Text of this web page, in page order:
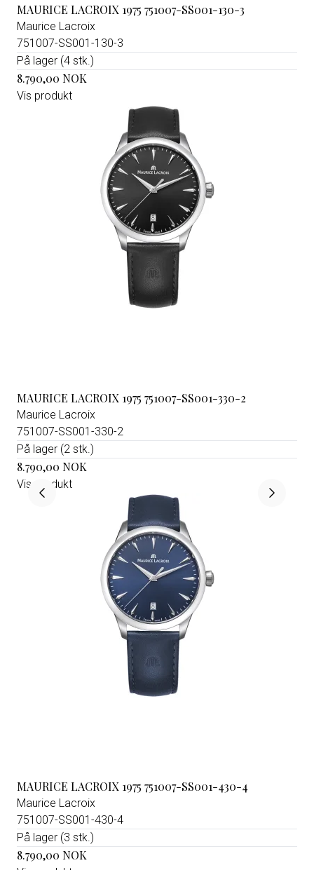
MAURICE LACROIX 1975 751007-SS001-130-3
Maurice Lacroix
751007-SS001-130-3
På lager (4 stk.)
8.790,00 NOK
Vis produkt
MAURICE LACROIX 1975 751007-SS001-330-2
Maurice Lacroix
751007-SS001-330-2
På lager (2 stk.)
8.790,00 NOK
Vis produkt
MAURICE LACROIX 1975 751007-SS001-430-4
Maurice Lacroix
751007-SS001-430-4
På lager (3 stk.)
8.790,00 NOK